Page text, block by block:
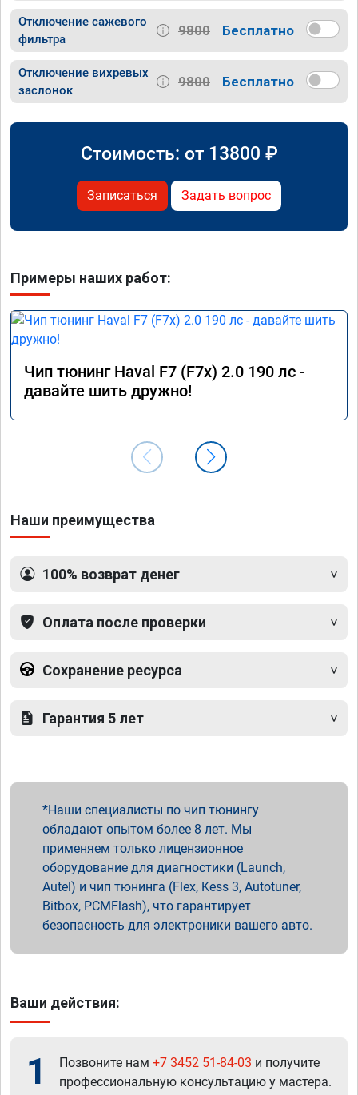
Отключение сажевого
фильтра
9800 Бесплатно
Отключение вихревых
заслонок
9800 Бесплатно
Стоимость: от 13800 ₽
Записаться Задать вопрос
Примеры наших работ:
Чип тюнинг Haval F7 (F7x) 2.0 190 лс -
давайте шить дружно!
Наши преимущества
100% возврат денег
Оплата после проверки
Сохранение ресурса
Гарантия 5 лет
Наши специалисты по чип тюнингу
обладают опытом более 8 лет. Мы
применяем только лицензионное
оборудование для диагностики (Launch,
Autel) и чип тюнинга (Flex, Kess 3, Autotuner,
Bitbox, PCMFlash), что гарантирует
безопасность для электроники вашего авто.
Ваши действия:
1 Позвоните нам +7 3452 51-84-03 и получите
профессиональную консультацию у мастера.